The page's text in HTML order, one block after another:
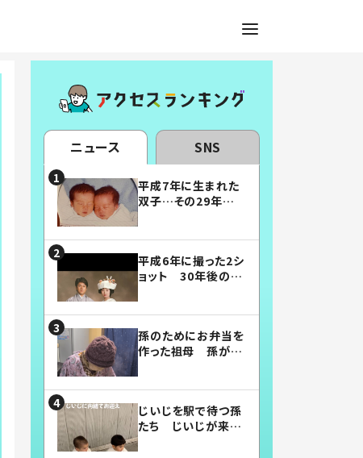
ニュース SNS
平成7年に生まれた
双子…その29年後
平成6年に撮った2シ
ョット 30年後の姿
孫のためにお弁当を
作った祖母 孫が絶
じいじを駅で待つ孫
たち じいじが来た